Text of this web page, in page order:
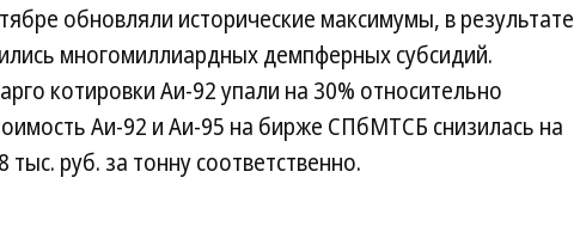
обновляли исторические максимумы, в результате
многомиллиардных демпферных субсидий.
котировки Аи-92 упали на 30% относительно
Аи-92 и Аи-95 на бирже СПбМТСБ снизилась на
тыс. руб. за тонну соответственно.